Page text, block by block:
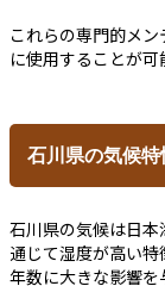
これらの専門的メ
に使用することが可
石川県の気候
石川県の気候は日
通じて湿度が高い
年数に大きな影響